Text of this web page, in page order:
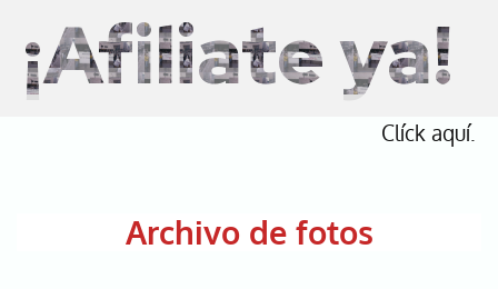
¡Afiliate ya!
Clíck aquí.
Archivo de fotos